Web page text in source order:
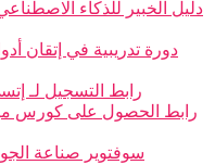
دليل الخبير للذكاء
دورة تدريبية في إتقان
رابط التسجيل لـ إتسي
سوفتوير صناعة